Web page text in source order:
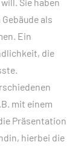
Sie haben
als
Ein
die
mit einem
Präsentation
hierbei die